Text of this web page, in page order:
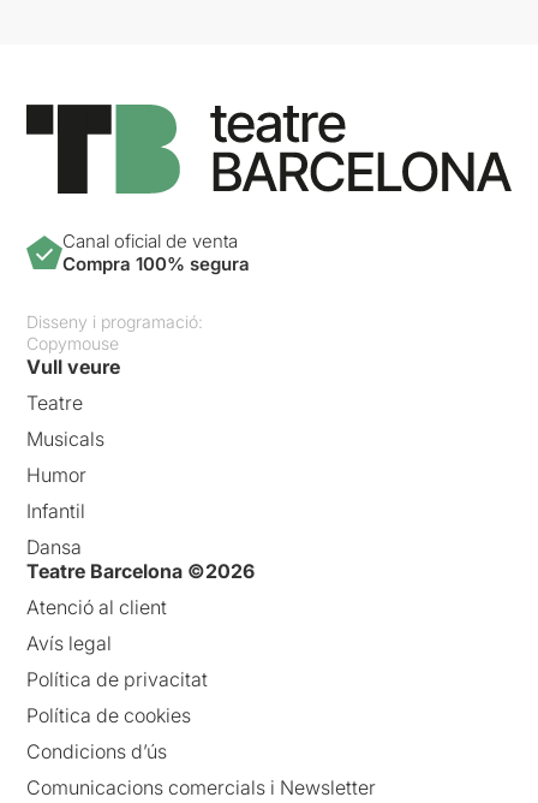
Canal oficial de venta
Compra 100% segura
Disseny i programació:
Copymouse
Vull veure
Teatre
Musicals
Humor
Infantil
Dansa
Teatre Barcelona ©2026
Atenció al client
Avís legal
Política de privacitat
Política de cookies
Condicions d’ús
Comunicacions comercials i Newsletter